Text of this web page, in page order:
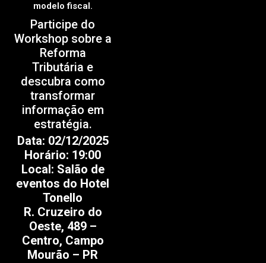
modelo fiscal.
Participe do
Workshop sobre a
Reforma
Tributária e
descubra como
transformar
informação em
estratégia.
Data: 02/12/2025
Horário: 19:00
Local: Salão de
eventos do Hotel
Tonello
R. Cruzeiro do
Oeste, 489 –
Centro, Campo
Mourão – PR